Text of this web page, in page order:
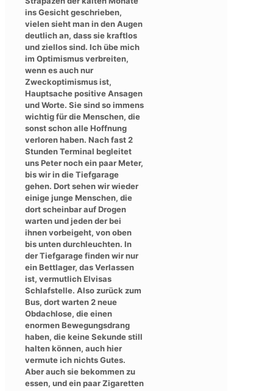
ins Gesicht geschrieben,
vielen sieht man in den Augen
deutlich an, dass sie kraftlos
und ziellos sind. Ich übe mich
im Optimismus verbreiten,
wenn es auch nur
Zweckoptimismus ist,
Hauptsache positive Ansagen
und Worte. Sie sind so immens
wichtig für die Menschen, die
sonst schon alle Hoffnung
verloren haben. Nach fast 2
Stunden Terminal begleitet
uns Peter noch ein paar Meter,
bis wir in die Tiefgarage
gehen. Dort sehen wir wieder
einige junge Menschen, die
dort scheinbar auf Drogen
warten und jeden der bei
ihnen vorbeigeht, von oben
bis unten durchleuchten. In
der Tiefgarage finden wir nur
ein Bettlager, das Verlassen
ist, vermutlich Elvisas
Schlafstelle. Also zurück zum
Bus, dort warten 2 neue
Obdachlose, die einen
enormen Bewegungsdrang
haben, die keine Sekunde still
halten können, auch hier
vermute ich nichts Gutes.
Aber auch sie bekommen zu
essen, und ein paar Zigaretten